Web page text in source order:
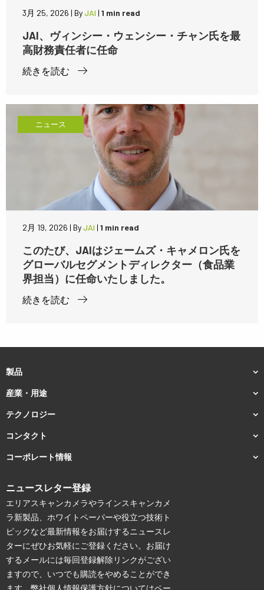
3月 25, 2026 | ByJAI | 1 min read
JAI、ヴィンシー・ウェンシー・チャン氏を最
高財務責任者に任命
続きを読む
ニュース
2月 19, 2026 | ByJAI | 1 min read
このたび、JAIはジェームズ・キャメロン氏を
グローバルセグメントディレクター（食品業
界担当）に任命いたしました。
続きを読む
製品
産業・用途
テクノロジー
コンタクト
コーポレート情報
ニュースレター登録
エリアスキャンカメラやラインスキャンカメ
ラ新製品、ホワイトペーパーや役立つ技術ト
ピックなど最新情報をお届けするニュースレ
ターにぜひお気軽にご登録ください。お届け
するメールには毎回登録解除リンクがござい
ますので、いつでも購読をやめることができ
ます。弊社個人情報保護方針についてはペー